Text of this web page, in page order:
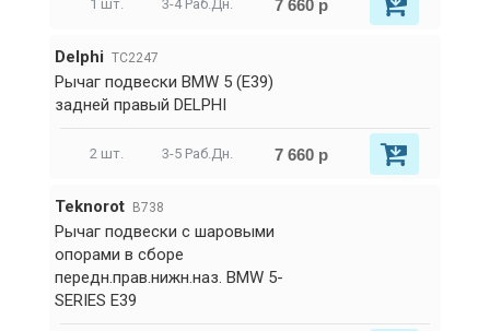
1 шт. 3-4 Раб.Дн. 7 660 р
Delphi TC2247
Рычаг подвески BMW 5 (E39)
задней правый DELPHI
2 шт. 3-5 Раб.Дн. 7 660 р
Teknorot B738
Рычаг подвески с шаровыми
опорами в сборе
передн.прав.нижн.наз. BMW 5-
SERIES E39